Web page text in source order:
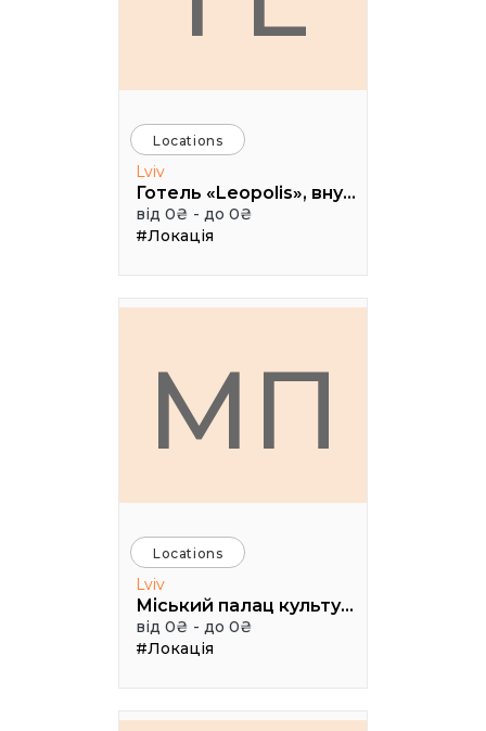
Locations
Lviv
Готель «Leopolis», внутрішній дворик, вул. Театральна, 16, м. Львів
від 0₴ - до 0₴
#Локація
МП
Locations
Lviv
Міський палац культури імені Гната Хоткевича, мала зала
від 0₴ - до 0₴
#Локація